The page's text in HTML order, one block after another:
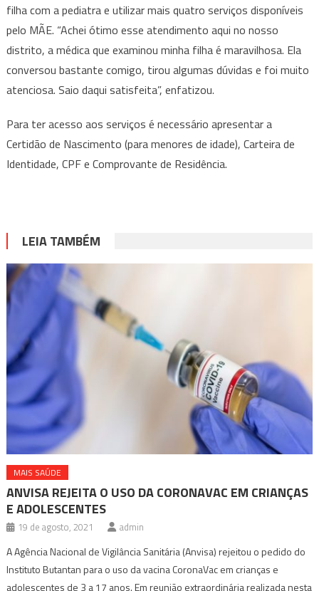
filha com a pediatra e utilizar mais quatro serviços disponíveis
pelo MÃE. “Achei ótimo esse atendimento aqui no nosso
distrito, a médica que examinou minha filha é maravilhosa. Ela
conversou bastante comigo, tirou algumas dúvidas e foi muito
atenciosa. Saio daqui satisfeita”, enfatizou.
Para ter acesso aos serviços é necessário apresentar a
Certidão de Nascimento (para menores de idade), Carteira de
Identidade, CPF e Comprovante de Residência.
LEIA TAMBÉM
MAIS SAÚDE
ANVISA REJEITA O USO DA CORONAVAC EM CRIANÇAS
E ADOLESCENTES
19 de agosto, 2021 admin
A Agência Nacional de Vigilância Sanitária (Anvisa) rejeitou o pedido do
Instituto Butantan para o uso da vacina CoronaVac em crianças e
adolescentes de 3 a 17 anos. Em reunião extraordinária realizada nesta